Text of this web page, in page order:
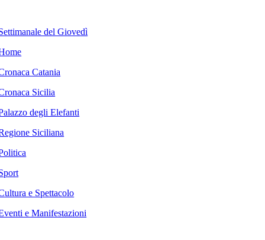
del Giovedì
Catania
Sicilia
degli Elefanti
Siciliana
e Spettacolo
e Manifestazioni